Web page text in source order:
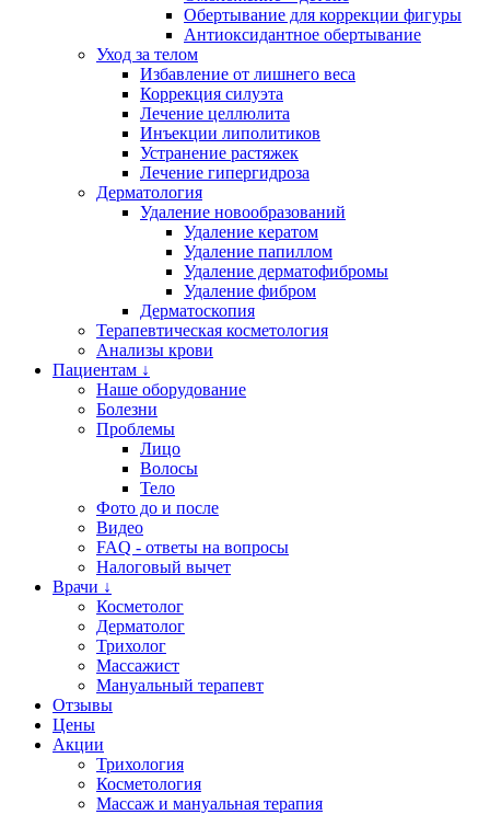
Обертывание для коррекции фигуры
Антиоксидантное обертывание
Уход за телом
Избавление от лишнего веса
Коррекция силуэта
Лечение целлюлита
Инъекции липолитиков
Устранение растяжек
Лечение гипергидроза
Дерматология
Удаление новообразований
Удаление кератом
Удаление папиллом
Удаление дерматофибромы
Удаление фибром
Дерматоскопия
Терапевтическая косметология
Анализы крови
Пациентам ↓
Наше оборудование
Болезни
Проблемы
Лицо
Волосы
Тело
Фото до и после
Видео
FAQ - ответы на вопросы
Налоговый вычет
Врачи ↓
Косметолог
Дерматолог
Трихолог
Массажист
Мануальный терапевт
Отзывы
Цены
Акции
Трихология
Косметология
Массаж и мануальная терапия